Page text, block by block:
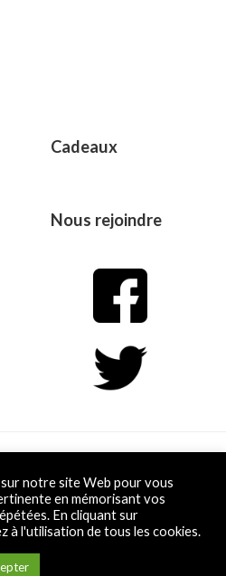
Cadeaux
Nous rejoindre
© 2026 L&D
by L&D
de Vente
notre site Web pour vous
en mémorisant vos
En cliquant sur
à l'utilisation de tous les cookies.